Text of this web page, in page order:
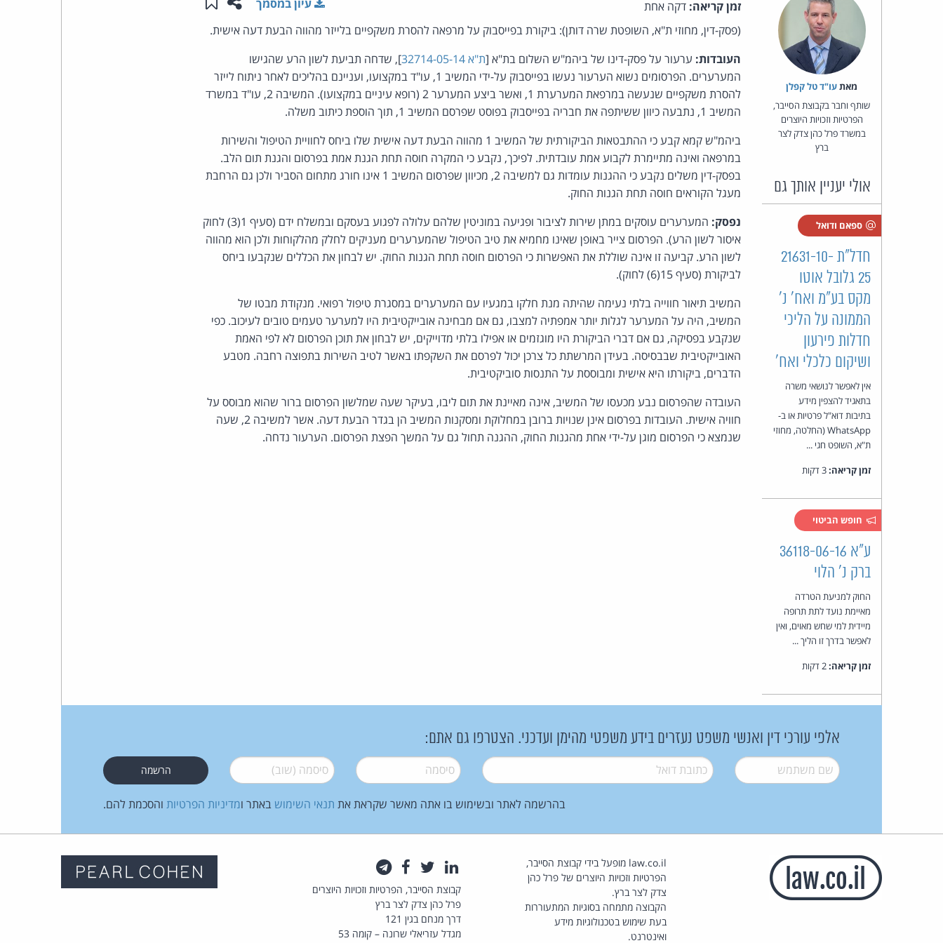
מאת‏עו"ד טל קפלן
שותף וחבר בקבוצת הסייבר,
הפרטיות וזכויות היוצרים
במשרד פרל כהן צדק לצר
ברץ
אולי יעניין אותך גם
ספאם ודואל
חדל"ת 21631-10-
25 גלובל אוטו
מקס בע״מ ואח' נ'
הממונה על הליכי
חדלות פירעון
ושיקום כלכלי ואח'
אין לאפשר לנושאי משרה
בתאגיד להצפין מידע
בתיבות דוא"ל פרטיות או ב-
WhatsApp (החלטה, מחוזי
ת"א, השופט חגי ...
זמן קריאה:
חופש הביטוי
ע"א 36118-06-16
ברק נ' הלוי
החוק למניעת הטרדה
מאיימת נועד לתת תרופה
מיידית למי שחש מאוים, ואין
לאפשר בדרך זו הליך ...
זמן קריאה:
זמן קריאה: דקה אחת
עיון במסמך
(פסק-דין, מחוזי ת"א, השופטת שרה דותן): ביקורת בפייסבוק על מרפאה להסרת משקפיים בלייזר מהווה הבעת דעה אישית.
העובדות: ערעור על פסק-דינו של ביהמ"ש השלום בת"א [ת"א 32714-05-14
], שדחה תביעת לשון הרע שהגישו
המערערים. הפרסומים נשוא הערעור נעשו בפייסבוק על-ידי המשיב 1, עו"ד במקצועו, ועניינם בהליכים לאחר ניתוח לייזר
להסרת משקפיים שנעשה במרפאת המערערת 1, ואשר ביצע המערער 2 (רופא עיניים במקצועו). המשיבה 2, עו"ד במשרד
המשיב 1, נתבעה כיוון ששיתפה את חבריה בפייסבוק בפוסט שפרסם המשיב 1, תוך הוספת כיתוב משלה.
ביהמ"ש קמא קבע כי ההתבטאות הביקורתית של המשיב 1 מהווה הבעת דעה אישית שלו ביחס לחוויית הטיפול והשירות
במרפאה ואינה מתיימרת לקבוע אמת עובדתית. לפיכך, נקבע כי המקרה חוסה תחת הגנת אמת בפרסום והגנת תום הלב.
בפסק-דין משלים נקבע כי ההגנות עומדות גם למשיבה 2, מכיוון שפרסום המשיב 1 אינו חורג מתחום הסביר ולכן גם הרחבת
מעגל הקוראים חוסה תחת הגנות החוק.
נפסק:
המערערים עוסקים במתן שירות לציבור ופגיעה במוניטין שלהם עלולה לפגוע בעסקם ובמשלח ידם (סעיף 1(3) לחוק
איסור לשון הרע). הפרסום צייר באופן שאינו מחמיא את טיב הטיפול שהמערערים מעניקים לחלק מהלקוחות ולכן הוא מהווה
לשון הרע. קביעה זו אינה שוללת את האפשרות כי הפרסום חוסה תחת הגנות החוק. יש לבחון את הכללים שנקבעו ביחס
לביקורת (סעיף 15(6) לחוק).
המשיב תיאור חווייה בלתי נעימה שהיתה מנת חלקו במגעיו עם המערערים במסגרת טיפול רפואי. מנקודת מבטו של
המשיב, היה על המערער לגלות יותר אמפתיה למצבו, גם אם מבחינה אובייקטיבית היו למערער טעמים טובים לעיכוב. כפי
שנקבע בפסיקה, גם אם דברי הביקורת היו מוגזמים או אפילו בלתי מדוייקים, יש לבחון את תוכן הפרסום לא לפי האמת
האובייקטיבית שבבסיסה. בעידן המרשתת כל צרכן יכול לפרסם את השקפתו באשר לטיב השירות בתפוצה רחבה. מטבע
הדברים, ביקורתו היא אישית ומבוססת על התנסות סוביקטיבית.
העובדה שהפרסום נבע מכעסו של המשיב, אינה מאיינת את תום ליבו, בעיקר שעה שמלשון הפרסום ברור שהוא מבוסס על
חוויה אישית. העובדות בפרסום אינן שנויות ברובן במחלוקת ומסקנות המשיב הן בגדר הבעת דעה. אשר למשיבה 2, שעה
שנמצא כי הפרסום מוגן על-ידי אחת מהגנות החוק, ההגנה תחול גם על המשך הפצת הפרסום. הערעור נדחה.
אלפי עורכי דין ואנשי משפט נעזרים בידע משפטי מהימן ועדכני. הצטרפו גם אתם:
שם משתמש* דואל* סיסמה* סיסמה (שוב)*
בהרשמה לאתר ובשימוש בו אתה מאשר שקראת את תנאי השימוש באתר ומדיניות הפרטיות והסכמת להם.
law.co.il מופעל בידי קבוצת הסייבר,
הפרטיות וזכויות היוצרים של פרל כהן
צדק לצר ברץ.
הקבוצה מתמחה בסוגיות המתעוררות
בעת שימוש בטכנולוגיות מידע
ואינטרנט.
לינקדאין
טוויטרפייסבוק
קבוצת הסייבר, הפרטיות וזכויות היוצרים
פרל כהן צדק לצר ברץ
דרך מנחם בגין 121
מגדל עזריאלי שרונה – קומה 53